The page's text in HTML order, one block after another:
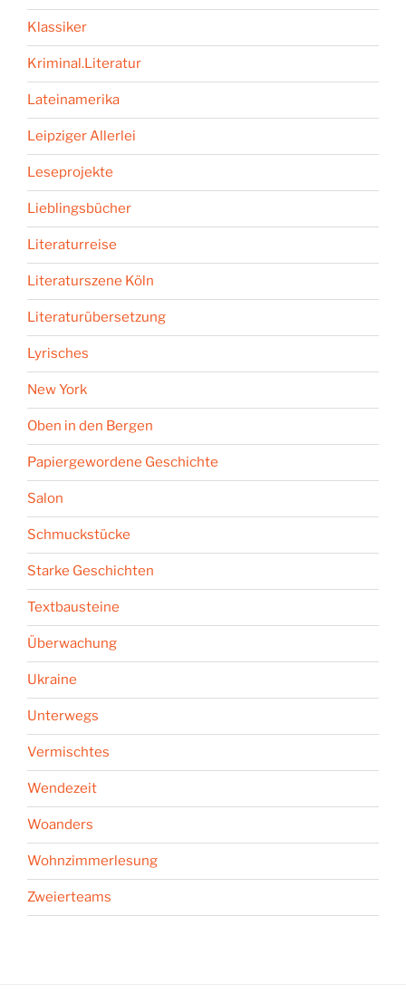
Klassiker
Kriminal.Literatur
Lateinamerika
Leipziger Allerlei
Leseprojekte
Lieblingsbücher
Literaturreise
Literaturszene Köln
Literaturübersetzung
Lyrisches
New York
Oben in den Bergen
Papiergewordene Geschichte
Salon
Schmuckstücke
Starke Geschichten
Textbausteine
Überwachung
Ukraine
Unterwegs
Vermischtes
Wendezeit
Woanders
Wohnzimmerlesung
Zweierteams